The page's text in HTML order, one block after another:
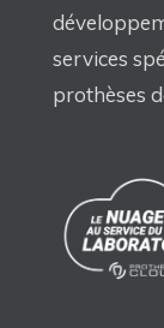
services
prothèses